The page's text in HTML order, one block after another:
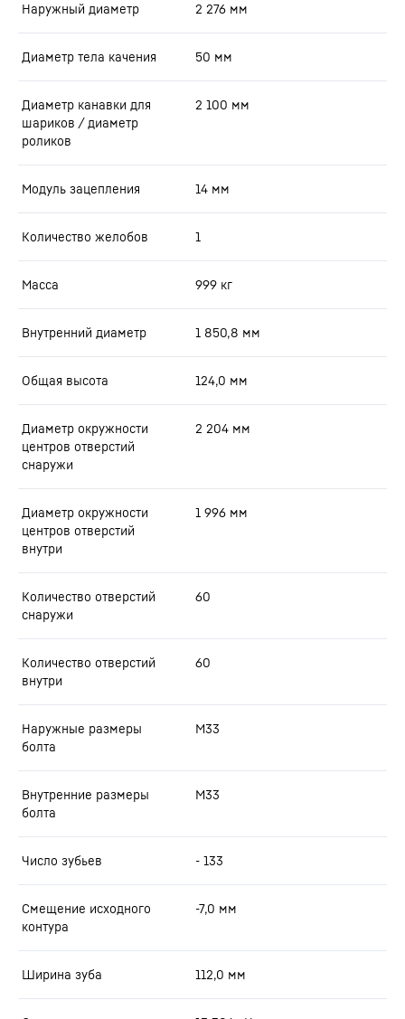
Наружный диаметр 2 276 мм
Диаметр тела качения 50 мм
Диаметр канавки для
шариков / диаметр
роликов
2 100 мм
Модуль зацепления 14 мм
Количество желобов 1
Масса 999 кг
Внутренний диаметр 1 850,8 мм
Общая высота 124,0 мм
Диаметр окружности
центров отверстий
снаружи
2 204 мм
Диаметр окружности
центров отверстий
внутри
1 996 мм
Количество отверстий
снаружи
60
Количество отверстий
внутри
60
Наружные размеры
болта
M33
Внутренние размеры
болта
M33
Число зубьев - 133
Смещение исходного
контура
-7,0 мм
Ширина зуба 112,0 мм